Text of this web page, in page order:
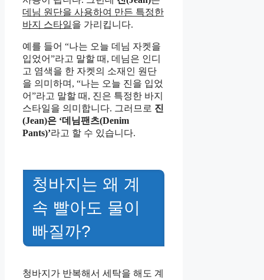
데님 원단을 사용하여 만든 특정한
바지 스타일을 가리킵니다.
예를 들어 “나는 오늘 데님 자켓을
입었어”라고 말할 때, 데님은 인디
고 염색을 한 자켓의 소재인 원단
을 의미하며, “나는 오늘 진을 입었
어”라고 말할 때, 진은 특정한 바지
스타일을 의미합니다. 그러므로 진
(Jean)은 ‘데님팬츠(Denim
Pants)’라고 할 수 있습니다.
청바지는 왜 계
속 빨아도 물이
빠질까?
청바지가 반복해서 세탁을 해도 계